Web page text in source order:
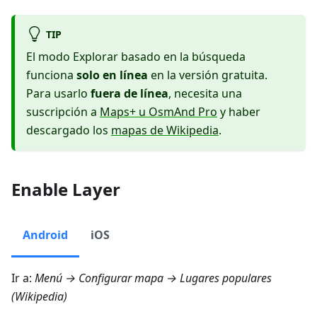
TIP
El modo Explorar basado en la búsqueda
funciona solo en línea en la versión gratuita.
Para usarlo fuera de línea, necesita una
suscripción a Maps+ u OsmAnd Pro y haber
descargado los mapas de Wikipedia.
Enable Layer
Android iOS
Ir a: Menú → Configurar mapa → Lugares populares
(Wikipedia)